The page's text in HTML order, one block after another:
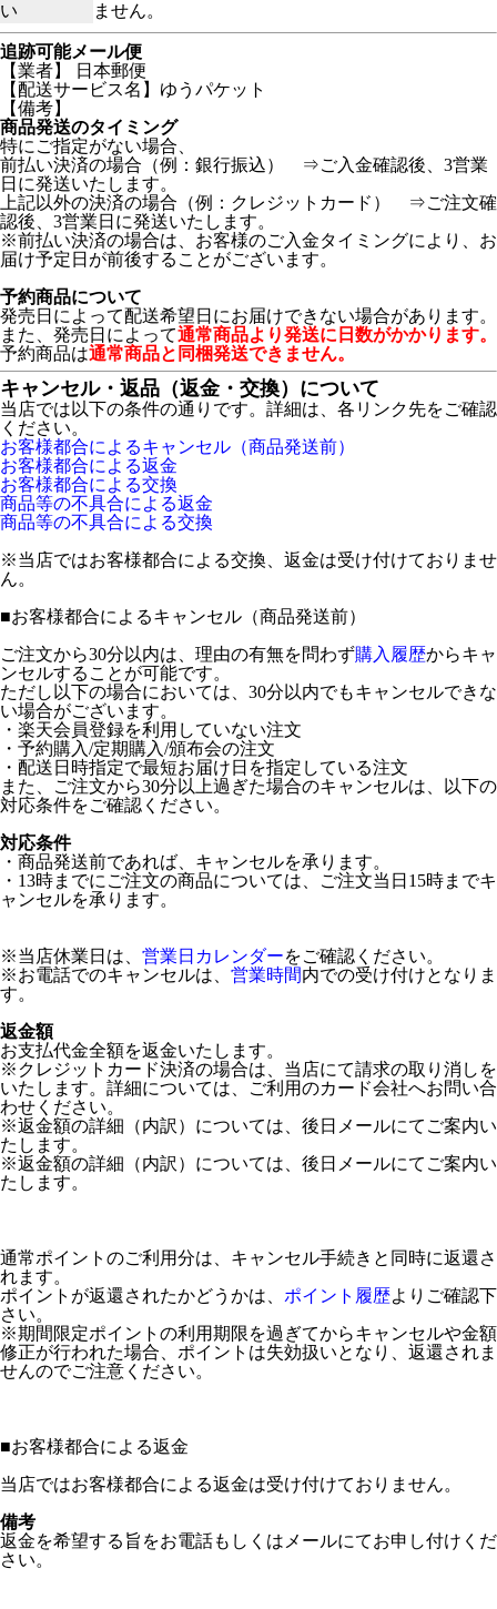
い
ません。
追跡可能メール便
【業者】 日本郵便
【配送サービス名】ゆうパケット
【備考】
商品発送のタイミング
特にご指定がない場合、
前払い決済の場合（例：銀行振込） ⇒ご入金確認後、3営業
日に発送いたします。
上記以外の決済の場合（例：クレジットカード） ⇒ご注文確
認後、3営業日に発送いたします。
※前払い決済の場合は、お客様のご入金タイミングにより、お
届け予定日が前後することがございます。
予約商品について
発売日によって配送希望日にお届けできない場合があります。
また、発売日によって通常商品より発送に日数がかかります。
予約商品は通常商品と同梱発送できません。
キャンセル・返品（返金・交換）について
当店では以下の条件の通りです。詳細は、各リンク先をご確認
ください。
お客様都合によるキャンセル（商品発送前）
お客様都合による返金
お客様都合による交換
商品等の不具合による返金
商品等の不具合による交換
※当店ではお客様都合による交換、返金は受け付けておりませ
ん。
■お客様都合によるキャンセル（商品発送前）
ご注文から30分以内は、理由の有無を問わず購入履歴からキャ
ンセルすることが可能です。
ただし以下の場合においては、30分以内でもキャンセルできな
い場合がございます。
・楽天会員登録を利用していない注文
・予約購入/定期購入/頒布会の注文
・配送日時指定で最短お届け日を指定している注文
また、ご注文から30分以上過ぎた場合のキャンセルは、以下の
対応条件をご確認ください。
対応条件
・商品発送前であれば、キャンセルを承ります。
・13時までにご注文の商品については、ご注文当日15時までキ
ャンセルを承ります。
※当店休業日は、 営業日カレンダーをご確認ください。
※お電話でのキャンセルは、 営業時間内での受け付けとなりま
す。
返金額
お支払代金全額を返金いたします。
※クレジットカード決済の場合は、当店にて請求の取り消しを
いたします。詳細については、ご利用のカード会社へお問い合
わせください。
※返金額の詳細（内訳）については、後日メールにてご案内い
たします。
※返金額の詳細（内訳）については、後日メールにてご案内い
たします。
通常ポイントのご利用分は、キャンセル手続きと同時に返還さ
れます。
ポイントが返還されたかどうかは、 ポイント履歴よりご確認下
さい。
※期間限定ポイントの利用期限を過ぎてからキャンセルや金額
修正が行われた場合、ポイントは失効扱いとなり、返還されま
せんのでご注意ください。
■お客様都合による返金
当店ではお客様都合による返金は受け付けておりません。
備考
返金を希望する旨をお電話もしくはメールにてお申し付けくだ
さい。